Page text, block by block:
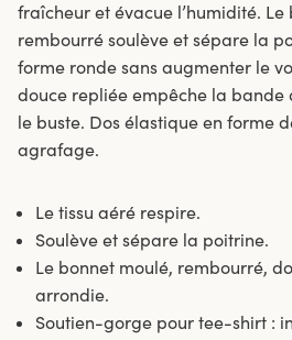
fraîcheur et évacue l’humidité.
rembourré soulève et sépare la
forme ronde sans augmenter le
douce repliée empêche la bande
le buste. Dos élastique en forme
agrafage.
Le tissu aéré respire.
Soulève et sépare la poitrine.
Le bonnet moulé, rembourré,
arrondie.
Soutien-gorge pour tee-shirt :